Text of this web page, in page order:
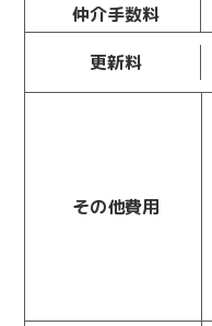
仲介手数料
更新料
その他費用